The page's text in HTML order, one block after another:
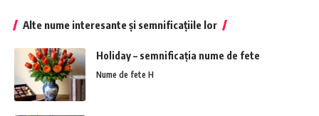
Alte nume interesante și semnificațiile lor
Holiday – semnificația nume de fete
Nume de fete H